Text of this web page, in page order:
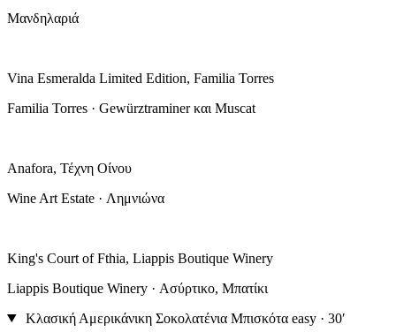
Μανδηλαριά
Vina Esmeralda Limited Edition, Familia Torres
Familia Torres · Gewürztraminer και Muscat
Anafora, Τέχνη Οίνου
Wine Art Estate · Λημνιώνα
King's Court of Fthia, Liappis Boutique Winery
Liappis Boutique Winery · Ασύρτικο, Μπατίκι
Κλασική Αμερικάνικη Σοκολατένια Μπισκότα easy · 30′